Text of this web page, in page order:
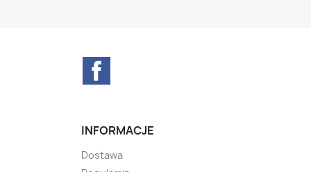
INFORMACJE
Dostawa